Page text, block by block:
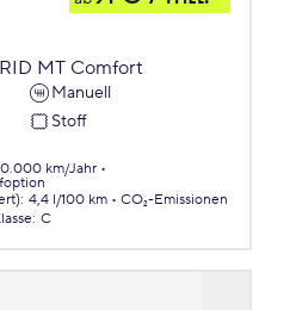
MT Comfort
Manuell
Stoff
km/Jahr
: 4,4 l/100 km
CO₂-Emissionen
: C